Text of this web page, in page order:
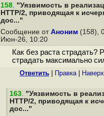
158. "Уязвимость в
HTTP/2, приводящая к
дос..."
Сообщение от Аноним (158),
Июн-26, 10:20
Как без раста страдать?
страдать максимально
Ответить Правка| Наверх
163. "Уязвимость в
HTTP/2, приводящая к
дос..."